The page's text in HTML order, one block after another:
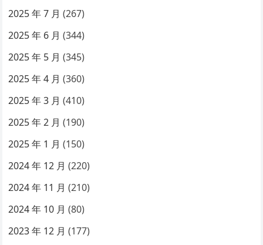
2025 年 7 月 (267)
2025 年 6 月 (344)
2025 年 5 月 (345)
2025 年 4 月 (360)
2025 年 3 月 (410)
2025 年 2 月 (190)
2025 年 1 月 (150)
2024 年 12 月 (220)
2024 年 11 月 (210)
2024 年 10 月 (80)
2023 年 12 月 (177)